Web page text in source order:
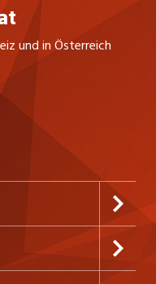
und in Österreich